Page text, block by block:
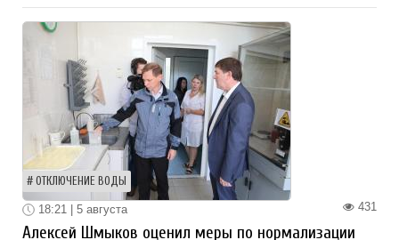
ОТКЛЮЧЕНИЕ ВОДЫ
431
18:21 | 5 августа
Алексей Шмыков оценил меры по нормализации